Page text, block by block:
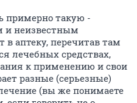
примерно такую -
и неизвестным
в аптеку, перечитав там
лечебных средствах,
к применению и свои
разные (серьезные)
(вы же понимаете